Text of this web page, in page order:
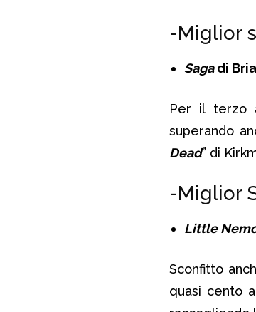
-Miglior
Sagadi
Per il terzo
superando
Dead” di
-Miglior
Little
Sconfitto
quasi cento